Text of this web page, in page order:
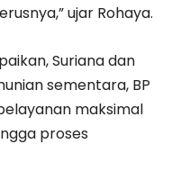
ujar Rohaya.
Suriana dan
sementara, BP
maksimal
proses